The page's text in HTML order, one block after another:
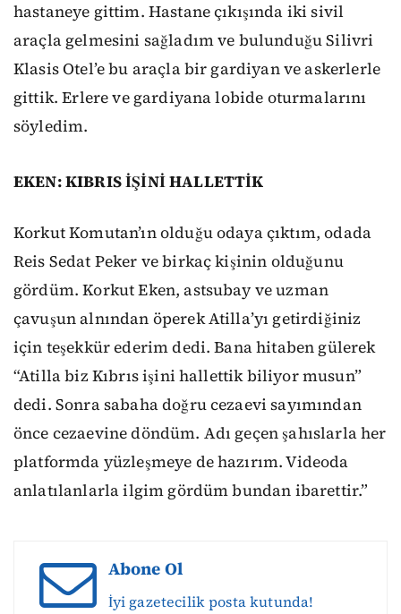
hastaneye gittim. Hastane çıkışında iki sivil
araçla gelmesini sağladım ve bulunduğu Silivri
Klasis Otel’e bu araçla bir gardiyan ve askerlerle
gittik. Erlere ve gardiyana lobide oturmalarını
söyledim.
EKEN: KIBRIS İŞİNİ HALLETTİK
Korkut Komutan’ın olduğu odaya çıktım, odada
Reis Sedat Peker ve birkaç kişinin olduğunu
gördüm. Korkut Eken, astsubay ve uzman
çavuşun alnından öperek Atilla’yı getirdiğiniz
için teşekkür ederim dedi. Bana hitaben gülerek
“Atilla biz Kıbrıs işini hallettik biliyor musun”
dedi. Sonra sabaha doğru cezaevi sayımından
önce cezaevine döndüm. Adı geçen şahıslarla her
platformda yüzleşmeye de hazırım. Videoda
anlatılanlarla ilgim gördüm bundan ibarettir.”
Abone Ol
İyi gazetecilik posta kutunda!